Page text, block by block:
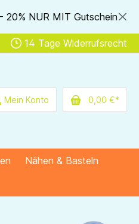
AlkenaSSV - - ❤ -
14 Tage Widerrufsrecht
Mein Konto 0,00 €*
Nähen & Basteln